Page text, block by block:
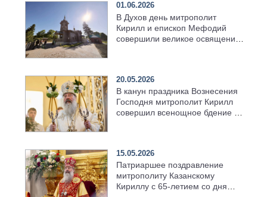
01.06.2026
В Духов день митрополит
Кирилл и епископ Мефодий
совершили великое освящение
20.05.2026
В канун праздника Вознесения
Господня митрополит Кирилл
совершил всенощное бдение в
15.05.2026
Патриаршее поздравление
митрополиту Казанскому
Кириллу с 65-летием со дня